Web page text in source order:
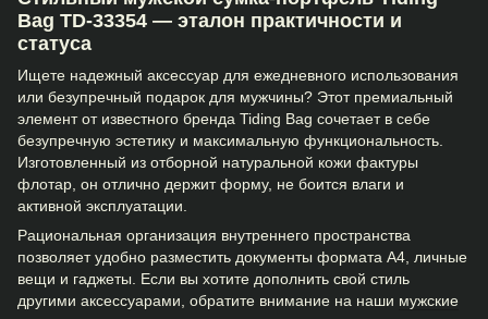
Bag TD-33354 — эталон практичности и
статуса
Ищете надежный аксессуар для ежедневного использования
или безупречный подарок для мужчины? Этот премиальный
элемент от известного бренда Tiding Bag сочетает в себе
безупречную эстетику и максимальную функциональность.
Изготовленный из отборной натуральной кожи фактуры
флотар, он отлично держит форму, не боится влаги и
активной эксплуатации.
Рациональная организация внутреннего пространства
позволяет удобно разместить документы формата А4, личные
вещи и гаджеты. Если вы хотите дополнить свой стиль
другими аксессуарами, обратите внимание на наши мужские